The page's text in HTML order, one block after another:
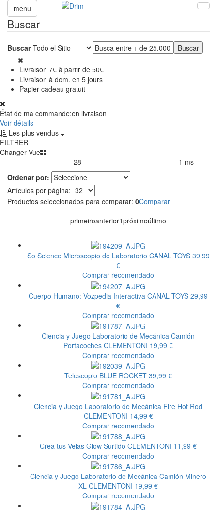
menu
Buscar
Buscar
Livraison 7€ à partir de 50€
Livraison à dom. en 5 jours
Papier cadeau gratuit
État de ma commande:en livraison
Voir détails
Les plus vendus
FILTRER
Changer Vue
28
1 ms
Ordenar por:
Artículos por página:
Productos seleccionados para comparar: 0Comparar
primeiroanterior1próximoúltimo
So Science Microscopio de Laboratorio CANAL TOYS 39,99
€
Comprar recomendado
Cuerpo Humano: Vozpedia Interactiva CANAL TOYS 29,99
€
Comprar recomendado
Ciencia y Juego Laboratorio de Mecánica Camión
Portacoches CLEMENTONI 19,99 €
Comprar recomendado
Telescopio BLUE ROCKET 39,99 €
Comprar recomendado
Ciencia y Juego Laboratorio de Mecánica Fire Hot Rod
CLEMENTONI 14,99 €
Comprar recomendado
Crea tus Velas Glow Surtido CLEMENTONI 11,99 €
Comprar recomendado
Ciencia y Juego Laboratorio de Mecánica Camión Minero
XL CLEMENTONI 19,99 €
Comprar recomendado